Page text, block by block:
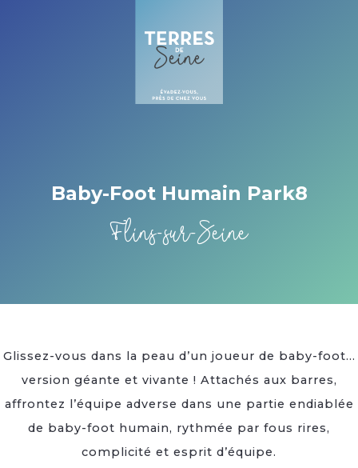
Baby-Foot Humain Park8
Flins-sur-Seine
Glissez-vous dans la peau d’un joueur de baby-foot…
version géante et vivante ! Attachés aux barres,
affrontez l’équipe adverse dans une partie endiablée
de baby-foot humain, rythmée par fous rires,
complicité et esprit d’équipe.